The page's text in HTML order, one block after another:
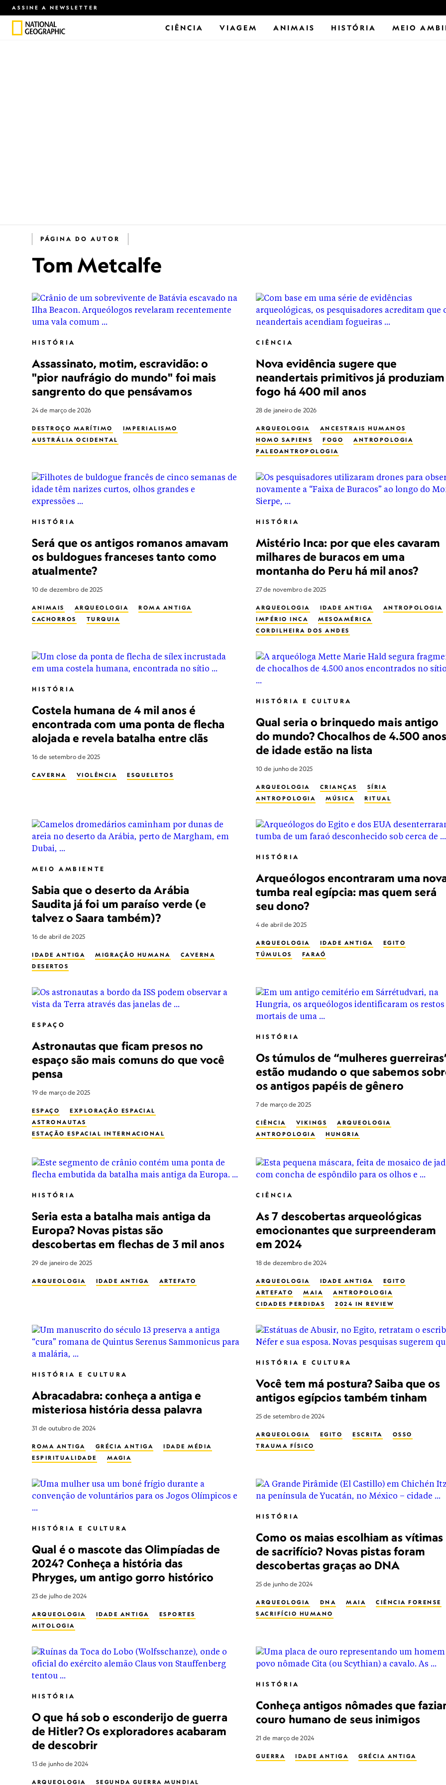
ASSINE A NEWSLETTER
CIÊNCIA VIAGEM ANIMAIS HISTÓRIA MEIO
PÁGINA DO AUTOR
Tom Metcalfe
HISTÓRIA
Assassinato, motim, escravidão: o
"pior naufrágio do mundo" foi mais
sangrento do que pensávamos
24 de março de 2026
DESTROÇO MARÍTIMO
IMPERIALISMO
AUSTRÁLIA OCIDENTAL
CIÊNCIA
Nova evidência sugere que
neandertais primitivos já produziam
fogo há 400 mil anos
28 de janeiro de 2026
ARQUEOLOGIA
ANCESTRAIS HUMANOS
HOMO SAPIENS
FOGO
ANTROPOLOGIA
PALEOANTROPOLOGIA
HISTÓRIA
Será que os antigos romanos amavam
os buldogues franceses tanto como
atualmente?
10 de dezembro de 2025
ANIMAIS ARQUEOLOGIA
ROMA ANTIGA
CACHORROS
TURQUIA
HISTÓRIA
Mistério Inca: por que eles cavaram
milhares de buracos em uma
montanha do Peru há mil anos?
27 de novembro de 2025
ARQUEOLOGIA IDADE ANTIGA
ANTROPOLOGIA
IMPÉRIO INCA
MESOAMÉRICA
CORDILHEIRA DOS ANDES
HISTÓRIA
Costela humana de 4 mil anos é
encontrada com uma ponta de flecha
alojada e revela batalha entre clãs
16 de setembro de 2025
CAVERNA VIOLÊNCIA ESQUELETOS
HISTÓRIA E CULTURA
Qual seria o brinquedo mais antigo
do mundo? Chocalhos de 4.500
de idade estão na lista
10 de junho de 2025
ARQUEOLOGIA CRIANÇAS
SÍRIA
ANTROPOLOGIA
MÚSICA RITUAL
MEIO AMBIENTE
Sabia que o deserto da Arábia
Saudita já foi um paraíso verde (e
talvez o Saara também)?
16 de abril de 2025
IDADE ANTIGA MIGRAÇÃO HUMANA
CAVERNA
DESERTOS
HISTÓRIA
Arqueólogos encontraram uma
tumba real egípcia: mas quem será
seu dono?
4 de abril de 2025
ARQUEOLOGIA IDADE ANTIGA
EGITO
TÚMULOS
FARAÓ
ESPAÇO
Astronautas que ficam presos no
espaço são mais comuns do que você
pensa
19 de março de 2025
ESPAÇO
EXPLORAÇÃO ESPACIAL
ASTRONAUTAS
ESTAÇÃO ESPACIAL INTERNACIONAL
HISTÓRIA
Os túmulos de “mulheres
estão mudando o que sabemos
os antigos papéis de gênero
7 de março de 2025
CIÊNCIA VIKINGS
ARQUEOLOGIA
ANTROPOLOGIA
HUNGRIA
HISTÓRIA
Seria esta a batalha mais antiga da
Europa? Novas pistas são
descobertas em flechas de 3 mil anos
29 de janeiro de 2025
ARQUEOLOGIA IDADE ANTIGA ARTEFATO
CIÊNCIA
As 7 descobertas arqueológicas
emocionantes que surpreenderam
em 2024
18 de dezembro de 2024
ARQUEOLOGIA IDADE ANTIGA
EGITO
ARTEFATO
MAIA
ANTROPOLOGIA
CIDADES PERDIDAS
2024 IN REVIEW
HISTÓRIA E CULTURA
Abracadabra: conheça a antiga e
misteriosa história dessa palavra
31 de outubro de 2024
ROMA ANTIGA GRÉCIA ANTIGA
IDADE MÉDIA
ESPIRITUALIDADE
MAGIA
HISTÓRIA E CULTURA
Você tem má postura? Saiba que os
antigos egípcios também tinham
25 de setembro de 2024
ARQUEOLOGIA EGITO ESCRITA
OSSO
TRAUMA FÍSICO
HISTÓRIA E CULTURA
Qual é o mascote das Olimpíadas de
2024? Conheça a história das
Phryges, um antigo gorro histórico
23 de julho de 2024
ARQUEOLOGIA IDADE ANTIGA
ESPORTES
MITOLOGIA
HISTÓRIA
Como os maias escolhiam as vítimas
de sacrifício? Novas pistas foram
descobertas graças ao DNA
25 de junho de 2024
ARQUEOLOGIA DNA MAIA
CIÊNCIA FORENSE
SACRIFÍCIO HUMANO
HISTÓRIA
O que há sob o esconderijo de guerra
de Hitler? Os exploradores acabaram
de descobrir
13 de junho de 2024
ARQUEOLOGIA SEGUNDA GUERRA MUNDIAL
HISTÓRIA
Conheça antigos nômades que
couro humano de seus inimigos
21 de março de 2024
GUERRA IDADE ANTIGA GRÉCIA ANTIGA